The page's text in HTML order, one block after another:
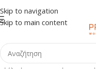
Skip to navigation
Skip to main content
Αρχική σελίδα Shop Ένδυση